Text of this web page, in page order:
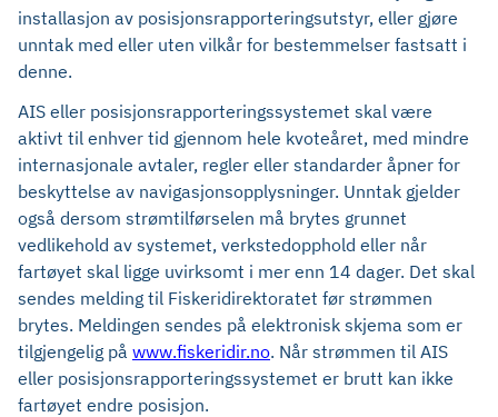
installasjon av posisjonsrapporteringsutstyr, eller gjøre
unntak med eller uten vilkår for bestemmelser fastsatt i
denne.
AIS eller posisjonsrapporteringssystemet skal være
aktivt til enhver tid gjennom hele kvoteåret, med mindre
internasjonale avtaler, regler eller standarder åpner for
beskyttelse av navigasjonsopplysninger. Unntak gjelder
også dersom strømtilførselen må brytes grunnet
vedlikehold av systemet, verkstedopphold eller når
fartøyet skal ligge uvirksomt i mer enn 14 dager. Det skal
sendes melding til Fiskeridirektoratet før strømmen
brytes. Meldingen sendes på elektronisk skjema som er
tilgjengelig på www.fiskeridir.no. Når strømmen til AIS
eller posisjonsrapporteringssystemet er brutt kan ikke
fartøyet endre posisjon.